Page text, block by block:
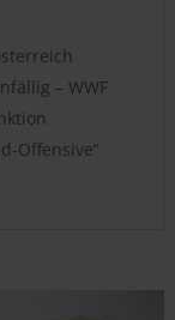
– WWF
Offensive”